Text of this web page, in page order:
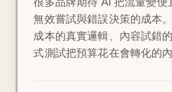
無效嘗試與錯誤決策的成本
成本的真實邏輯、內容試錯
式測試把預算花在會轉化的內